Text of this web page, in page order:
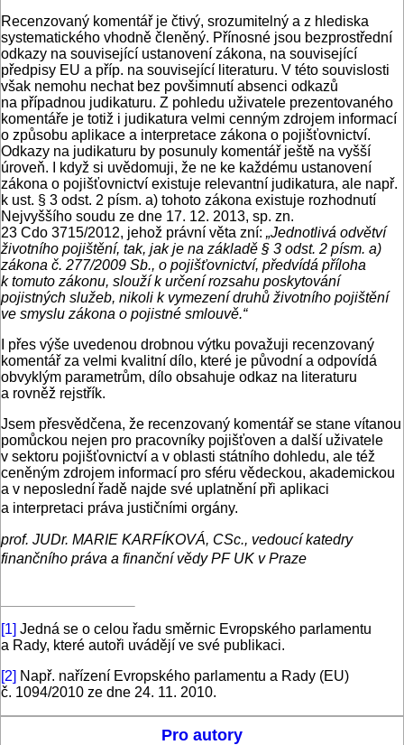
Recenzovaný komentář je čtivý, srozumitelný a z hlediska
systematického vhodně členěný. Přínosné jsou bezprostřední
odkazy na související ustanovení zákona, na související
předpisy EU a příp. na související literaturu. V této souvislosti
však nemohu nechat bez povšimnutí absenci odkazů
na případnou judikaturu. Z pohledu uživatele prezentovaného
komentáře je totiž i judikatura velmi cenným zdrojem informací
o způsobu aplikace a interpretace zákona o pojišťovnictví.
Odkazy na judikaturu by posunuly komentář ještě na vyšší
úroveň. I když si uvědomuji, že ne ke každému ustanovení
zákona o pojišťovnictví existuje relevantní judikatura, ale např.
k ust. § 3 odst. 2 písm. a) tohoto zákona existuje rozhodnutí
Nejvyššího soudu ze dne 17. 12. 2013, sp. zn.
23 Cdo 3715/2012, jehož právní věta zní: „Jednotlivá odvětví
životního pojištění, tak, jak je na základě § 3 odst. 2 písm. a)
zákona č. 277/2009 Sb., o pojišťovnictví, předvídá příloha
k tomuto zákonu, slouží k určení rozsahu poskytování
pojistných služeb, nikoli k vymezení druhů životního pojištění
ve smyslu zákona o pojistné smlouvě.“
I přes výše uvedenou drobnou výtku považuji recenzovaný
komentář za velmi kvalitní dílo, které je původní a odpovídá
obvyklým parametrům, dílo obsahuje odkaz na literaturu
a rovněž rejstřík.
Jsem přesvědčena, že recenzovaný komentář se stane vítanou
pomůckou nejen pro pracovníky pojišťoven a další uživatele
v sektoru pojišťovnictví a v oblasti státního dohledu, ale též
ceněným zdrojem informací pro sféru vědeckou, akademickou
a v neposlední řadě najde své uplatnění při aplikaci
a interpretaci práva justičními orgány.
prof. JUDr. MARIE KARFÍKOVÁ, CSc., vedoucí katedry
finančního práva a finanční vědy PF UK v Praze
[1] Jedná se o celou řadu směrnic Evropského parlamentu
a Rady, které autoři uvádějí ve své publikaci.
[2] Např. nařízení Evropského parlamentu a Rady (EU)
č. 1094/2010 ze dne 24. 11. 2010.
Pro autory